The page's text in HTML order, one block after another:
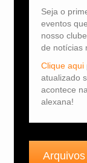
Seja o
eventos
nosso
de notícias
Clique aqui
atualizado
acontece
alexana!
Arquivos